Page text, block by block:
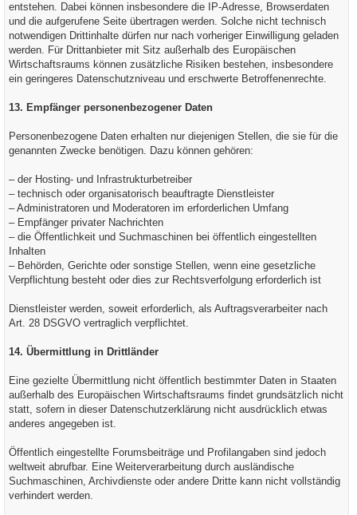
entstehen. Dabei können insbesondere die IP-Adresse, Browserdaten
und die aufgerufene Seite übertragen werden. Solche nicht technisch
notwendigen Drittinhalte dürfen nur nach vorheriger Einwilligung geladen
werden. Für Drittanbieter mit Sitz außerhalb des Europäischen
Wirtschaftsraums können zusätzliche Risiken bestehen, insbesondere
ein geringeres Datenschutzniveau und erschwerte Betroffenenrechte.
13. Empfänger personenbezogener Daten
Personenbezogene Daten erhalten nur diejenigen Stellen, die sie für die
genannten Zwecke benötigen. Dazu können gehören:
– der Hosting- und Infrastrukturbetreiber
– technisch oder organisatorisch beauftragte Dienstleister
– Administratoren und Moderatoren im erforderlichen Umfang
– Empfänger privater Nachrichten
– die Öffentlichkeit und Suchmaschinen bei öffentlich eingestellten
Inhalten
– Behörden, Gerichte oder sonstige Stellen, wenn eine gesetzliche
Verpflichtung besteht oder dies zur Rechtsverfolgung erforderlich ist
Dienstleister werden, soweit erforderlich, als Auftragsverarbeiter nach
Art. 28 DSGVO vertraglich verpflichtet.
14. Übermittlung in Drittländer
Eine gezielte Übermittlung nicht öffentlich bestimmter Daten in Staaten
außerhalb des Europäischen Wirtschaftsraums findet grundsätzlich nicht
statt, sofern in dieser Datenschutzerklärung nicht ausdrücklich etwas
anderes angegeben ist.
Öffentlich eingestellte Forumsbeiträge und Profilangaben sind jedoch
weltweit abrufbar. Eine Weiterverarbeitung durch ausländische
Suchmaschinen, Archivdienste oder andere Dritte kann nicht vollständig
verhindert werden.